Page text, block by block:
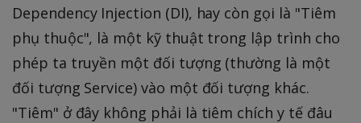
Dependency Injection (DI), hay còn gọi là "Tiêm
phụ thuộc", là một kỹ thuật trong lập trình cho
phép ta truyền một đối tượng (thường là một
đối tượng Service) vào một đối tượng khác.
"Tiêm" ở đây không phải là tiêm chích y tế đâu